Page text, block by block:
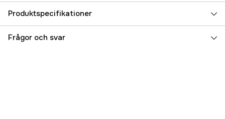
Produktspecifikationer
Referensnummer 5000023226
Frågor och svar